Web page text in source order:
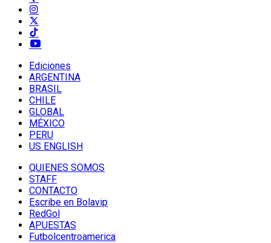
Ediciones
ARGENTINA
BRASIL
CHILE
GLOBAL
MÉXICO
PERU
US ENGLISH
QUIENES SOMOS
STAFF
CONTACTO
Escribe en Bolavip
RedGol
APUESTAS
Futbolcentroamerica